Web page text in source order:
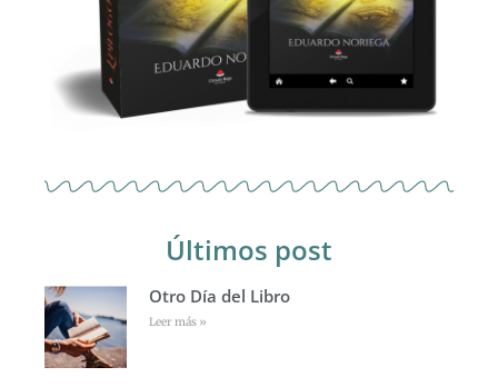
Últimos post
Otro Día del Libro
Leer más »